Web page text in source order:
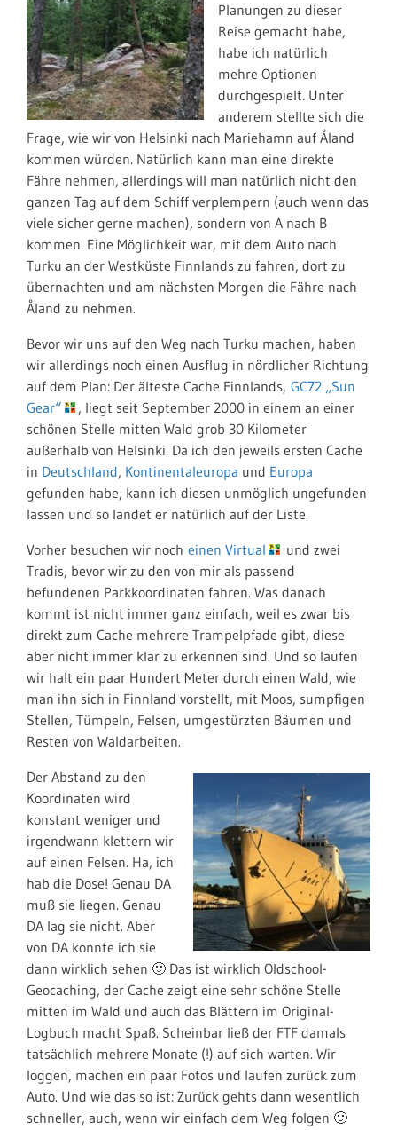
Planungen zu dieser
Reise gemacht habe,
habe ich natürlich
mehre Optionen
durchgespielt. Unter
anderem stellte sich die
Frage, wie wir von Helsinki nach Mariehamn auf Åland
kommen würden. Natürlich kann man eine direkte
Fähre nehmen, allerdings will man natürlich nicht den
ganzen Tag auf dem Schiff verplempern (auch wenn das
viele sicher gerne machen), sondern von A nach B
kommen. Eine Möglichkeit war, mit dem Auto nach
Turku an der Westküste Finnlands zu fahren, dort zu
übernachten und am nächsten Morgen die Fähre nach
Åland zu nehmen.
Bevor wir uns auf den Weg nach Turku machen, haben
wir allerdings noch einen Ausflug in nördlicher Richtung
auf dem Plan: Der älteste Cache Finnlands, GC72 „Sun
Gear“
, liegt seit September 2000 in einem an einer
schönen Stelle mitten Wald grob 30 Kilometer
außerhalb von Helsinki. Da ich den jeweils ersten Cache
in Deutschland, Kontinentaleuropa und Europa
gefunden habe, kann ich diesen unmöglich ungefunden
lassen und so landet er natürlich auf der Liste.
Vorher besuchen wir noch einen Virtual
und zwei
Tradis, bevor wir zu den von mir als passend
befundenen Parkkoordinaten fahren. Was danach
kommt ist nicht immer ganz einfach, weil es zwar bis
direkt zum Cache mehrere Trampelpfade gibt, diese
aber nicht immer klar zu erkennen sind. Und so laufen
wir halt ein paar Hundert Meter durch einen Wald, wie
man ihn sich in Finnland vorstellt, mit Moos, sumpfigen
Stellen, Tümpeln, Felsen, umgestürzten Bäumen und
Resten von Waldarbeiten.
Der Abstand zu den
Koordinaten wird
konstant weniger und
irgendwann klettern wir
auf einen Felsen. Ha, ich
hab die Dose! Genau DA
muß sie liegen. Genau
DA lag sie nicht. Aber
von DA konnte ich sie
dann wirklich sehen 🙂 Das ist wirklich Oldschool-
Geocaching, der Cache zeigt eine sehr schöne Stelle
mitten im Wald und auch das Blättern im Original-
Logbuch macht Spaß. Scheinbar ließ der FTF damals
tatsächlich mehrere Monate (!) auf sich warten. Wir
loggen, machen ein paar Fotos und laufen zurück zum
Auto. Und wie das so ist: Zurück gehts dann wesentlich
schneller, auch, wenn wir einfach dem Weg folgen 🙂